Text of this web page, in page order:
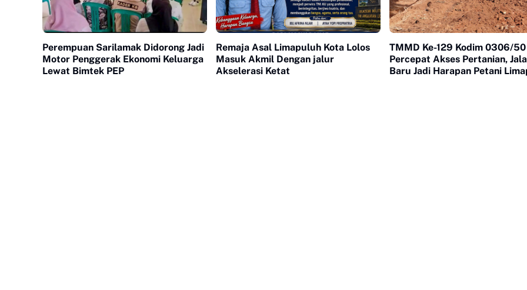
Perempuan Sarilamak Didorong Jadi
Motor Penggerak Ekonomi Keluarga
Lewat Bimtek PEP
Remaja Asal Limapuluh Kota Lolos
Masuk Akmil Dengan jalur
Akselerasi Ketat
TMMD Ke-129 Kodim 0306/
Percepat Akses Pertanian,
Baru Jadi Harapan Petani